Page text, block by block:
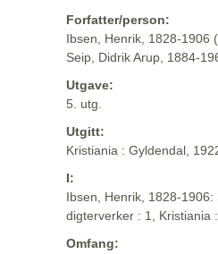
Forfatter/person:
Ibsen, Henrik, 1828-1906
Seip, Didrik Arup, 1884-
Utgave:
5. utg.
Utgitt:
Kristiania : Gyldendal,
I:
Ibsen, Henrik, 1828-1906:
digterverker : 1, Kristiania
Omfang: